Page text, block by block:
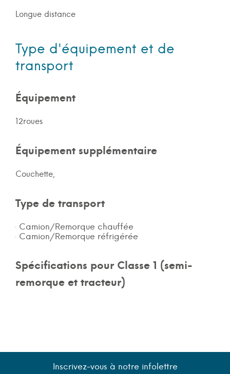
Longue distance
Type d'équipement et de
transport
Équipement
12roues
Équipement supplémentaire
Couchette,
Type de transport
Camion/Remorque chauffée
Camion/Remorque réfrigérée
Spécifications pour Classe 1 (semi-
remorque et tracteur)
Inscrivez-vous à notre infolettre